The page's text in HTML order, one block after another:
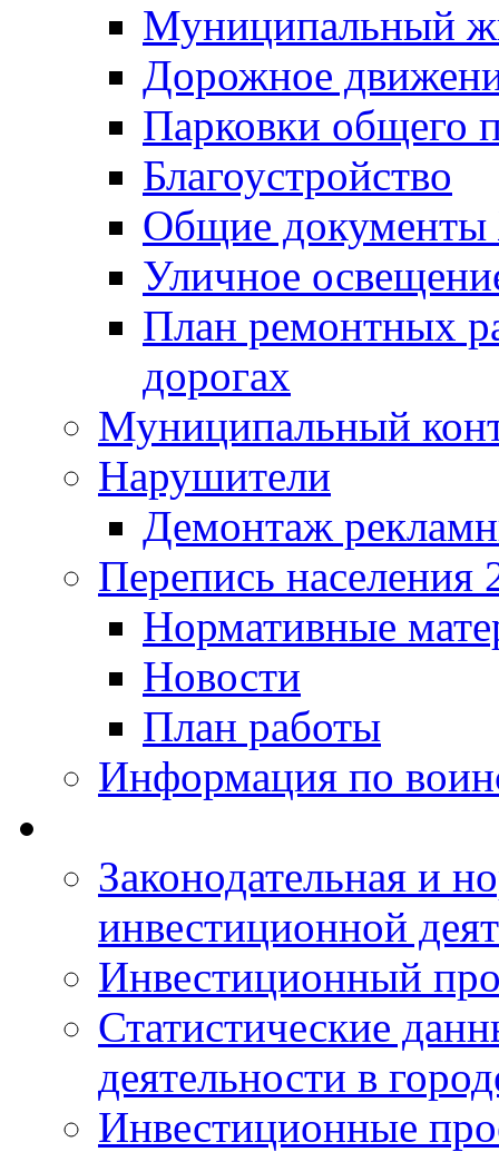
Муниципальный
Дорожное
Парковки общего
Благоустройство
Общие
Уличное
План ремонтных
дорогах
Муниципальный
Нарушители
Демонтаж
Перепись населения
Нормативные
Новости
План работы
Информация по
Законодательная и
инвестиционной
Инвестиционный
Статистические
деятельности в
Инвестиционные